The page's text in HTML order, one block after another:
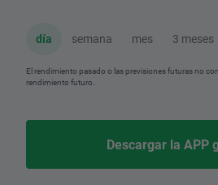
día semana mes 3 meses
El rendimiento pasado o las previsiones futuras no
rendimiento futuro.
Descargar la APP